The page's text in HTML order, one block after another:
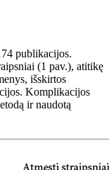
publikacijos.
(1 pav.), atitikę
išskirtos
Komplikacijos
ir naudotą